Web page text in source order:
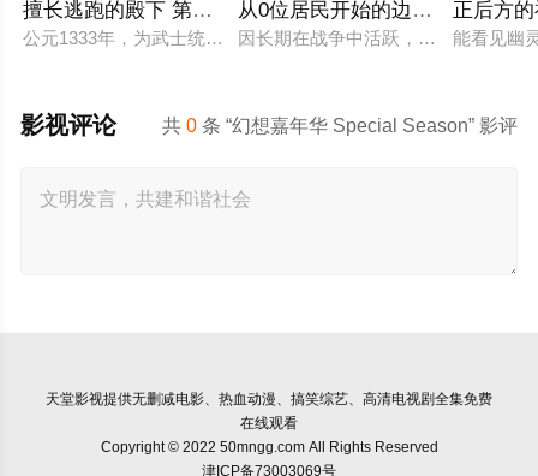
擅长逃跑的殿下 第二季
公元1333年，为武士统治日本奠定基石的镰仓幕府，因其所信
从0位居民开始的边境领主大人
因长期在战争中活跃，而被称为〝
正后方
能看见幽
共0 条 “幻想嘉年华 Special Season” 影评
影视评论
天堂影视提供无删减电影、热血动漫、搞笑综艺、高清电视剧全集免费
在线观看
Copyright © 2022 50mngg.com All Rights Reserved
津ICP备73003069号